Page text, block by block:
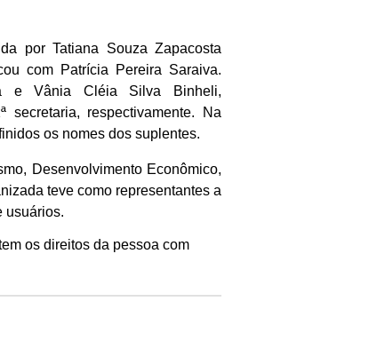
por Tatiana Souza Zapacosta
com Patrícia Pereira Saraiva.
e Vânia Cléia Silva Binheli,
secretaria, respectivamente. Na
os nomes dos suplentes.
Desenvolvimento Econômico,
teve como representantes a
usuários.
os direitos da pessoa com